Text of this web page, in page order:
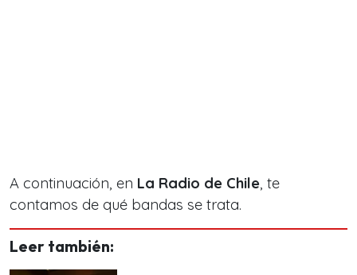
A continuación, en La Radio de Chile, te
contamos de qué bandas se trata.
Leer también: